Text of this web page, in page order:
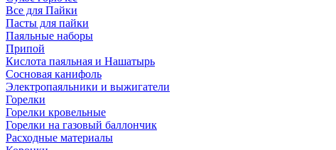
Все для Пайки
Пасты для пайки
Паяльные наборы
Припой
Кислота паяльная и Нашатырь
Сосновая канифоль
Электропаяльники и выжигатели
Горелки
Горелки кровельные
Горелки на газовый баллончик
Расходные материалы